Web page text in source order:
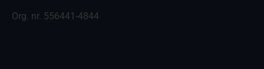
Org. nr. 556441-4844